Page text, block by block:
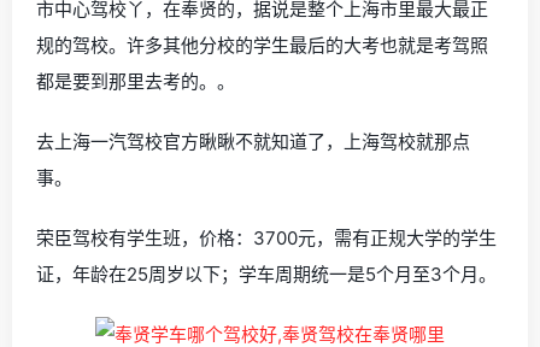
市中心驾校丫，在奉贤的，据说是整个上海市里最大最正
规的驾校。许多其他分校的学生最后的大考也就是考驾照
都是要到那里去考的。。
去上海一汽驾校官方瞅瞅不就知道了，上海驾校就那点
事。
荣臣驾校有学生班，价格：3700元，需有正规大学的学生
证，年龄在25周岁以下；学车周期统一是5个月至3个月。